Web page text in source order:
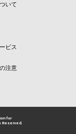
いて
ビス
注意
for
Reserved.